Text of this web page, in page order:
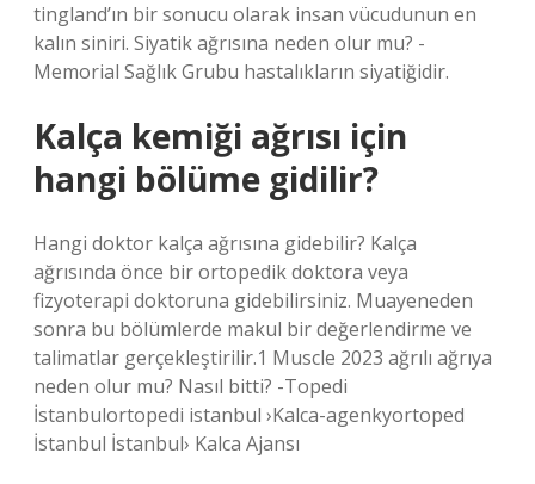
tingland’ın bir sonucu olarak insan vücudunun en
kalın siniri. Siyatik ağrısına neden olur mu? -
Memorial Sağlık Grubu hastalıkların siyatiğidir.
Kalça kemiği ağrısı için
hangi bölüme gidilir?
Hangi doktor kalça ağrısına gidebilir? Kalça
ağrısında önce bir ortopedik doktora veya
fizyoterapi doktoruna gidebilirsiniz. Muayeneden
sonra bu bölümlerde makul bir değerlendirme ve
talimatlar gerçekleştirilir.1 Muscle 2023 ağrılı ağrıya
neden olur mu? Nasıl bitti? -Topedi
İstanbulortopedi istanbul ›Kalca-agenkyortoped
İstanbul İstanbul› Kalca Ajansı